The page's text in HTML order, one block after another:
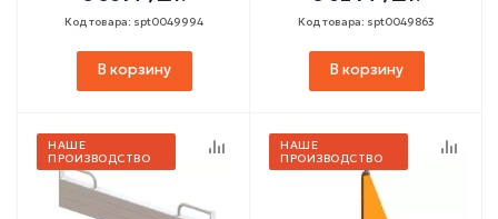
Код товара: spt0049994
В корзину
Код товара: spt0049863
В корзину
НАШЕ
ПРОИЗВОДСТВО
НАШЕ
ПРОИЗВОДСТВО